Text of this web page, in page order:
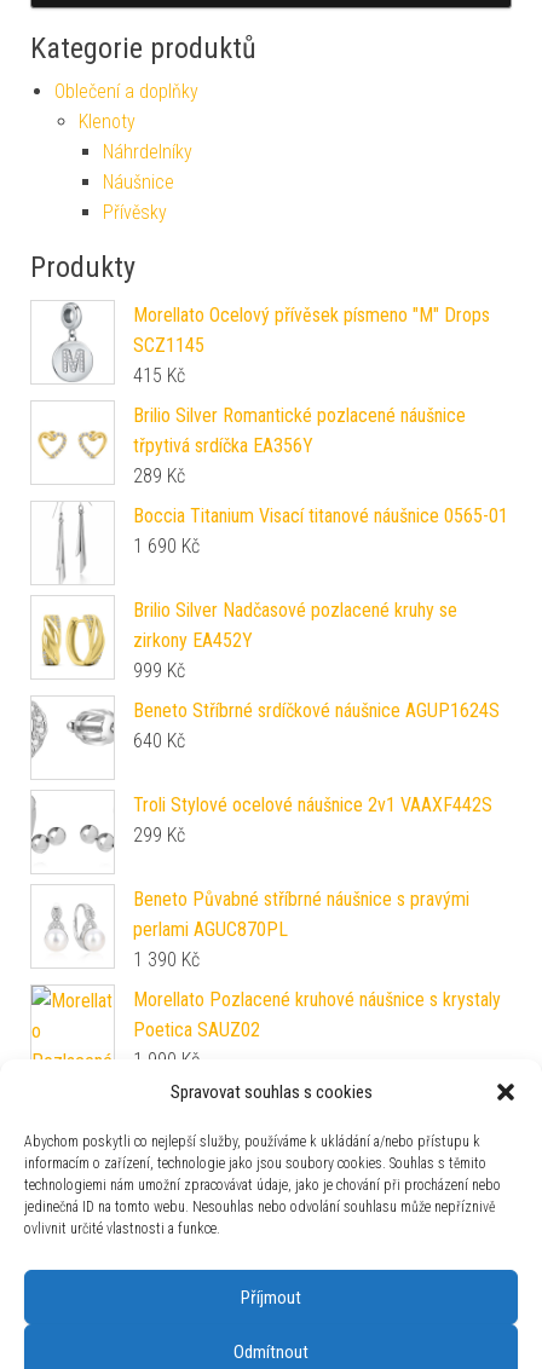
Spravovat souhlas s cookies
Abychom poskytli co nejlepší služby, používáme k ukládání a/nebo přístupu k
informacím o zařízení, technologie jako jsou soubory cookies. Souhlas s těmito
technologiemi nám umožní zpracovávat údaje, jako je chování při procházení nebo
jedinečná ID na tomto webu. Nesouhlas nebo odvolání souhlasu může nepříznivě
ovlivnit určité vlastnosti a funkce.
Příjmout
Odmítnout
Kategorie produktů
Oblečení a doplňky
Klenoty
Náhrdelníky
Náušnice
Přívěsky
Produkty
Morellato Ocelový přívěsek písmeno "M" Drops
SCZ1145
415 Kč
Brilio Silver Romantické pozlacené náušnice
třpytivá srdíčka EA356Y
289 Kč
Boccia Titanium Visací titanové náušnice 0565-01
1 690 Kč
Brilio Silver Nadčasové pozlacené kruhy se
zirkony EA452Y
999 Kč
Beneto Stříbrné srdíčkové náušnice AGUP1624S
640 Kč
Troli Stylové ocelové náušnice 2v1 VAAXF442S
299 Kč
Beneto Půvabné stříbrné náušnice s pravými
perlami AGUC870PL
1 390 Kč
Morellato Pozlacené kruhové náušnice s krystaly
Poetica SAUZ02
1 990 Kč
AGUP215 0,6 cm
Pandora Srdíčkový přívěsek 787247NLCMX